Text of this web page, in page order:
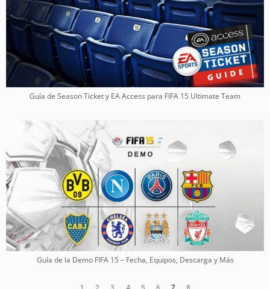
Guía de Season Ticket y EA Access para FIFA 15 Ultimate Team
Guía de la Demo FIFA 15 – Fecha, Equipos, Descarga y Más